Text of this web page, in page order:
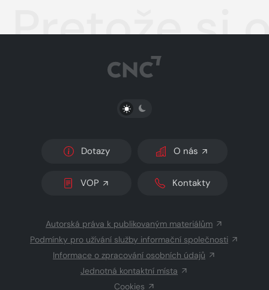
Pretože si
PŘEPNOUT SVĚTLÝ/TMAVÝ REŽIM
Dotazy O nás
VOP Kontakty
Autorská práva k publikovaným materiálům
Podmínky pro užívání služby informační společnosti
Informace o zpracování osobních údajů
Jednotná kontaktní místa
Cookies